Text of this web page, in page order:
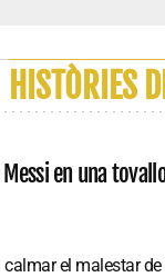
HISTÒRIES
en una
el malestar